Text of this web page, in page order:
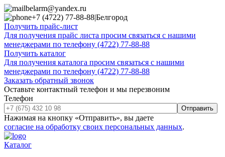
belarm@yandex.ru
+7 (4722) 77-88-88|Белгород
Получить прайс-лист
Для получения прайс листа просим связаться с нашими
менеджерами по телефону (4722) 77-88-88
Получить каталог
Для получения каталога просим связаться с нашими
менеджерами по телефону (4722) 77-88-88
Заказать обратный звонок
Оставьте контактный телефон и мы перезвоним
Телефон
Отправить
Нажимая на кнопку «Отправить», вы даете
согласие на обработку своих персональных данных.
Каталог